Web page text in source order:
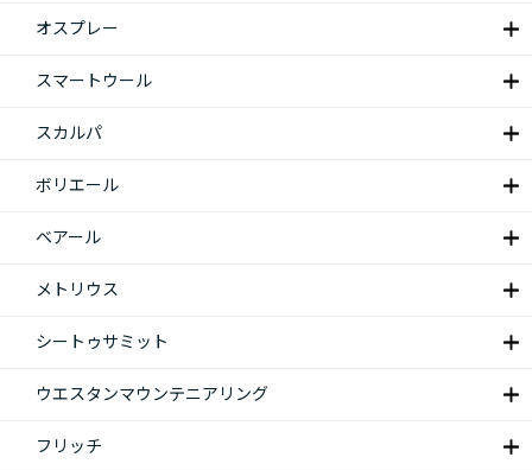
オスプレー
スマートウール
スカルパ
ボリエール
ベアール
メトリウス
シートゥサミット
ウエスタンマウンテニアリング
フリッチ